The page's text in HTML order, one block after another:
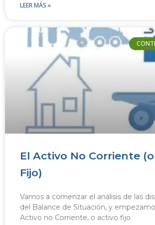
LEER MÁS »
El Activo No Corriente
Fijo)
Vamos a comenzar el análisis de las
del Balance de Situación, y
Activo no Corriente, o activo fijo.